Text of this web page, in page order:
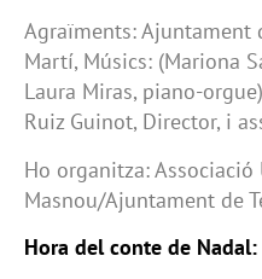
Agraïments: Ajuntament
Martí, Músics: (Mariona
Laura Miras, piano-
Ruiz Guinot, Director, i
Ho organitza: Associació
Masnou/Ajuntament de
Hora del conte de